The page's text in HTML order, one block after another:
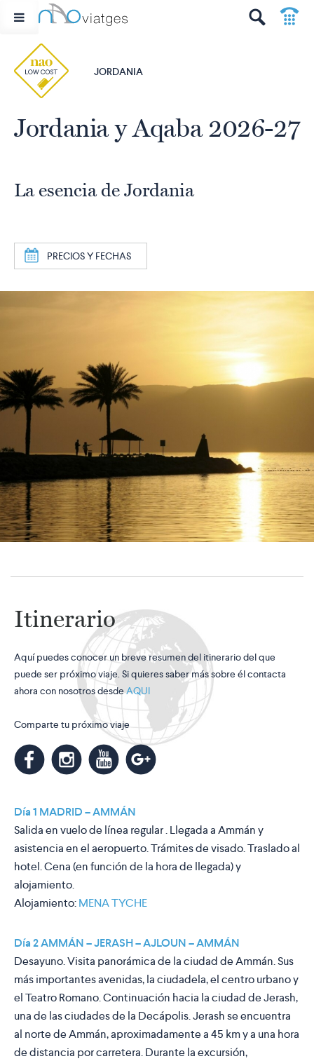
JORDANIA
Jordania y Aqaba 2026-27
La esencia de Jordania
a PRECIOS Y FECHAS
Itinerario
Aquí puedes conocer un breve resumen del itinerario del que
puede ser próximo viaje. Si quieres saber más sobre él contacta
ahora con nosotros desdeAQUI
Comparte tu próximo viaje
mknl
Día 1 MADRID – AMMÁN
Salida en vuelo de línea regular . Llegada a Ammán y
asistencia en el aeropuerto. Trámites de visado. Traslado al
hotel. Cena (en función de la hora de llegada) y
alojamiento.
Alojamiento:MENA TYCHE
Día 2 AMMÁN – JERASH – AJLOUN – AMMÁN
Desayuno. Visita panorámica de la ciudad de Ammán. Sus
más importantes avenidas, la ciudadela, el centro urbano y
el Teatro Romano. Continuación hacia la ciudad de Jerash,
una de las ciudades de la Decápolis. Jerash se encuentra
al norte de Ammán, aproximadamente a 45 km y a una hora
de distancia por carretera. Durante la excursión,
t
p